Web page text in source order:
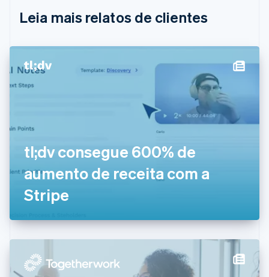
Leia mais relatos de clientes
tl;dv consegue 600% de
aumento de receita com a
Stripe
Bulgária
China continental
简体中文 English
English
Emirados Árabes Unidos
English
Eslováquia
English
EnglishItaliano
Espanha
Estados Unidos
EnglishEspañol